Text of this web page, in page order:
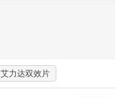
艾力达双效片